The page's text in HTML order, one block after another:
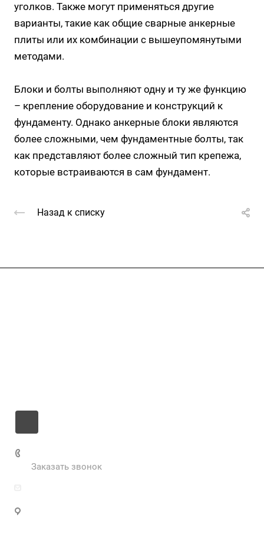
уголков. Также могут применяться другие
варианты, такие как общие сварные анкерные
плиты или их комбинации с вышеупомянутыми
методами.
Блоки и болты выполняют одну и ту же функцию
– крепление оборудование и конструкций к
фундаменту. Однако анкерные блоки являются
более сложными, чем фундаментные болты, так
как представляют более сложный тип крепежа,
которые встраиваются в сам фундамент.
Назад к списку
Заказать звонок